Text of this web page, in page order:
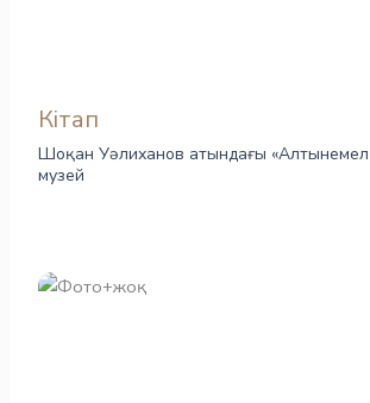
Кітап
Шоқан Уәлиханов атындағы
музей